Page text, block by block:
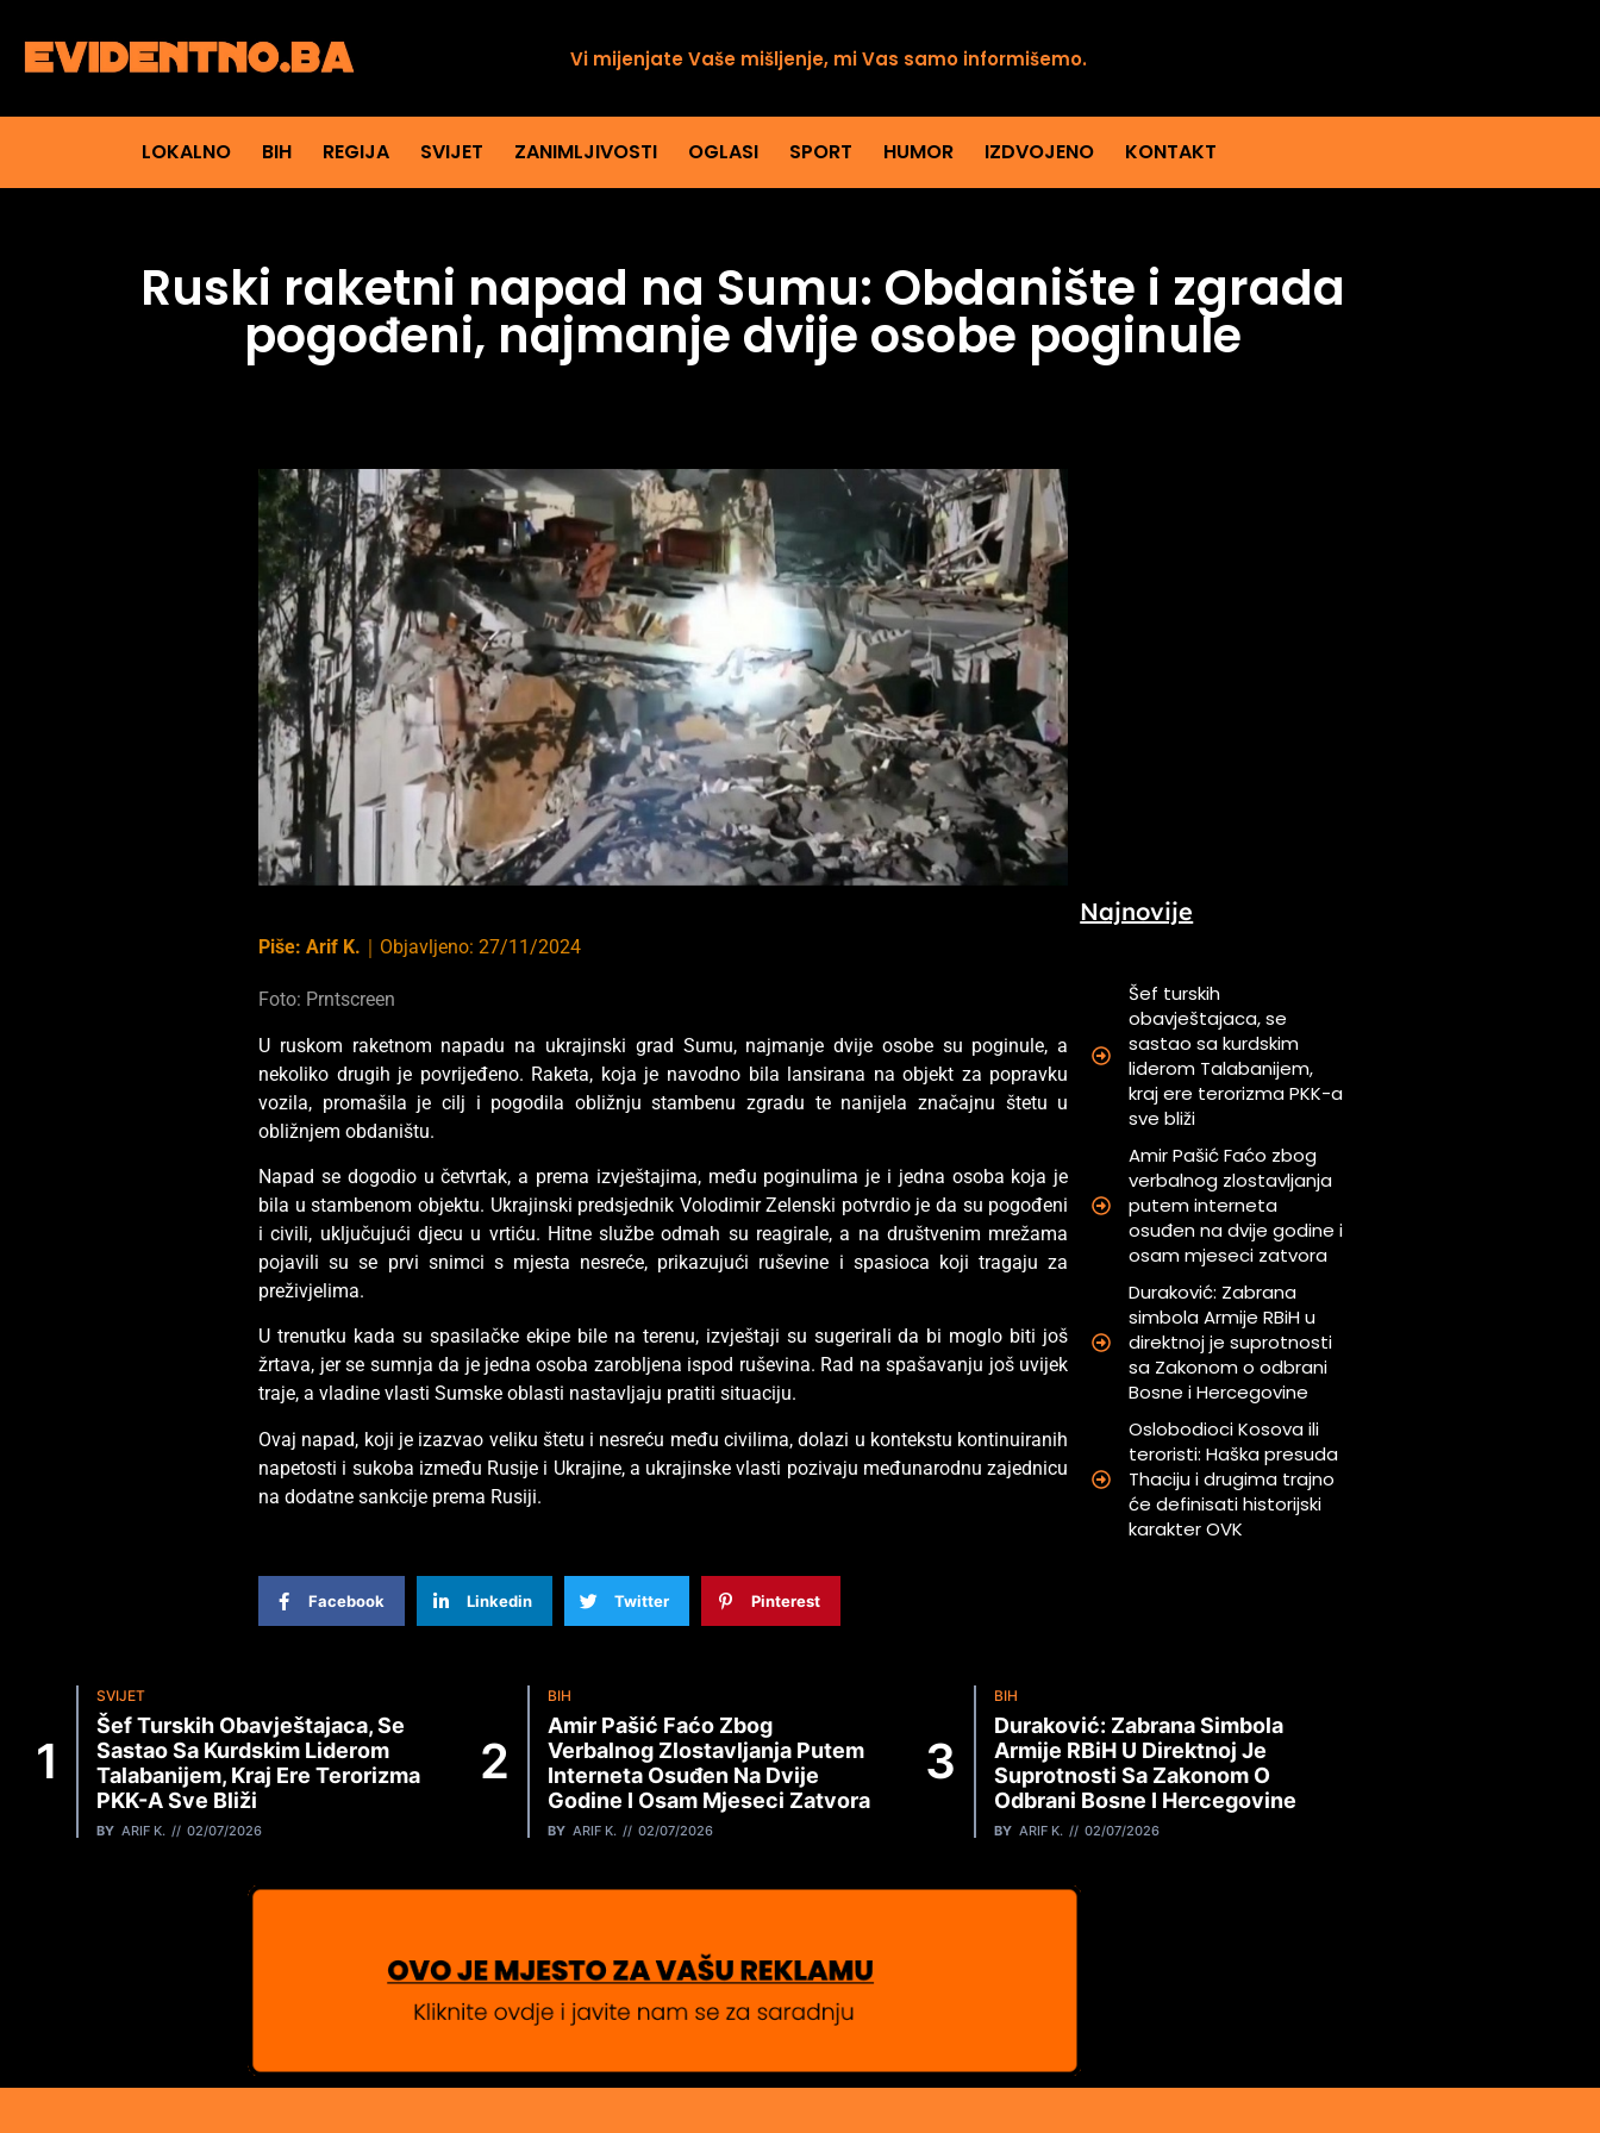
Vi mijenjate Vaše mišljenje, mi Vas samo informišemo.
LOKALNO BIH REGIJA SVIJET ZANIMLJIVOSTI OGLASI SPORT HUMOR IZDVOJENO KONTAKT
Ruski raketni napad na Sumu: Obdanište i zgrada
pogođeni, najmanje dvije osobe poginule
Piše: Arif K. Objavljeno:27/11/2024
Foto: Prntscreen
U ruskom raketnom napadu na ukrajinski grad Sumu, najmanje dvije osobe su poginule, a
nekoliko drugih je povrijeđeno. Raketa, koja je navodno bila lansirana na objekt za popravku
vozila, promašila je cilj i pogodila obližnju stambenu zgradu te nanijela značajnu štetu u
obližnjem obdaništu.
Napad se dogodio u četvrtak, a prema izvještajima, među poginulima je i jedna osoba koja je
bila u stambenom objektu. Ukrajinski predsjednik Volodimir Zelenski potvrdio je da su pogođeni
i civili, uključujući djecu u vrtiću. Hitne službe odmah su reagirale, a na društvenim mrežama
pojavili su se prvi snimci s mjesta nesreće, prikazujući ruševine i spasioca koji tragaju za
preživjelima.
U trenutku kada su spasilačke ekipe bile na terenu, izvještaji su sugerirali da bi moglo biti još
žrtava, jer se sumnja da je jedna osoba zarobljena ispod ruševina. Rad na spašavanju još uvijek
traje, a vladine vlasti Sumske oblasti nastavljaju pratiti situaciju.
Ovaj napad, koji je izazvao veliku štetu i nesreću među civilima, dolazi u kontekstu kontinuiranih
napetosti i sukoba između Rusije i Ukrajine, a ukrajinske vlasti pozivaju međunarodnu zajednicu
na dodatne sankcije prema Rusiji.
Facebook Linkedin Twitter Pinterest
Najnovije
Šef turskih
obavještajaca, se
sastao sa kurdskim
liderom Talabanijem,
kraj ere terorizma PKK-a
sve bliži
Amir Pašić Faćo zbog
verbalnog zlostavljanja
putem interneta
osuđen na dvije godine i
osam mjeseci zatvora
Duraković: Zabrana
simbola Armije RBiH u
direktnoj je suprotnosti
sa Zakonom o odbrani
Bosne i Hercegovine
Oslobodioci Kosova ili
teroristi: Haška presuda
Thaciju i drugima trajno
će definisati historijski
karakter OVK
SVIJET
Šef Turskih Obavještajaca, Se
Sastao Sa Kurdskim Liderom
Talabanijem, Kraj Ere Terorizma
PKK-A Sve Bliži
BY ARIF K. 02/07/2026
BIH
Amir Pašić Faćo Zbog
Verbalnog Zlostavljanja Putem
Interneta Osuđen Na Dvije
Godine I Osam Mjeseci Zatvora
BY ARIF K. 02/07/2026
BIH
Duraković: Zabrana Simbola
Armije RBiH U Direktnoj Je
Suprotnosti Sa Zakonom O
Odbrani Bosne I Hercegovine
BY ARIF K. 02/07/2026